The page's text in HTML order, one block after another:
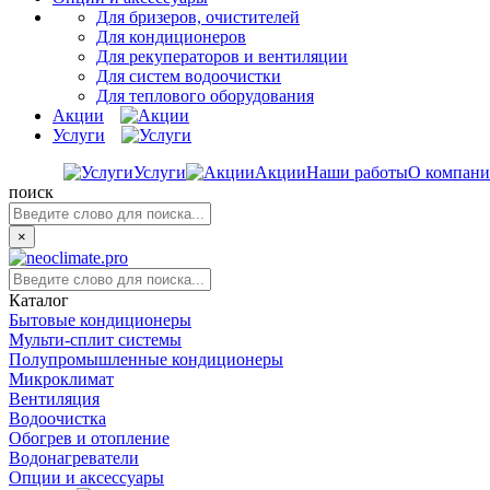
Для бризеров, очистителей
Для кондиционеров
Для рекуператоров и вентиляции
Для систем водоочистки
Для теплового оборудования
Акции
Услуги
Услуги
АкцииНаши работыО
поиск
×
Каталог
Бытовые кондиционеры
Мульти-сплит системы
Полупромышленные кондиционеры
Микроклимат
Вентиляция
Водоочистка
Обогрев и отопление
Водонагреватели
Опции и аксессуары